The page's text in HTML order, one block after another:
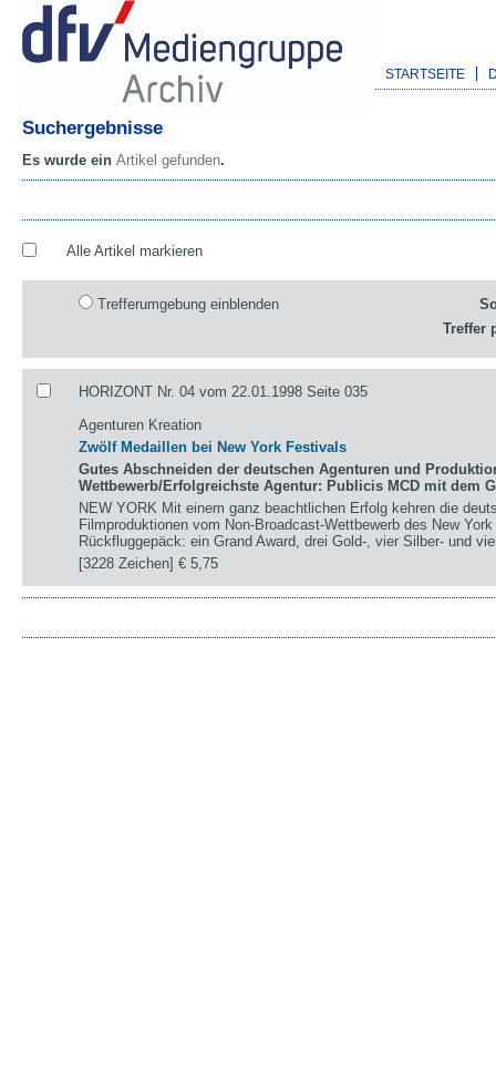
STARTSEITE
Suchergebnisse
Es wurde ein Artikel gefunden.
Alle Artikel markieren
Trefferumgebung einblenden
Treffer
HORIZONT Nr. 04 vom 22.01.1998 Seite 035
Agenturen Kreation
Zwölf Medaillen bei New York Festivals
Gutes Abschneiden der deutschen Agenturen und
Wettbewerb/Erfolgreichste Agentur: Publicis MCD mit dem
NEW YORK Mit einem ganz beachtlichen Erfolg kehren die
Filmproduktionen vom Non-Broadcast-Wettbewerb des New
Rückfluggepäck: ein Grand Award, drei Gold-, vier Silber- und
[3228 Zeichen]€ 5,75